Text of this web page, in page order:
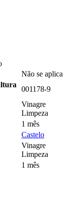
Não se aplica
001178-9
Vinagre
Limpeza
1 mês
Castelo
Vinagre
Limpeza
1 mês